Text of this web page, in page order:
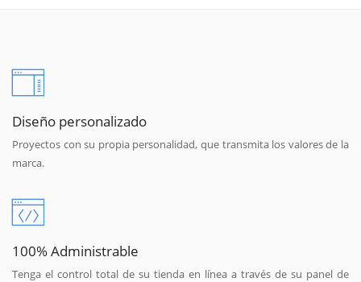
Diseño personalizado
Proyectos con su propia personalidad, que transmita los valores de la
marca.
100% Administrable
Tenga el control total de su tienda en línea a través de su panel de